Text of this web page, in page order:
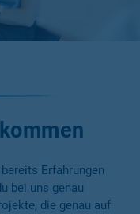
Erfahrungen
bei uns genau
die genau auf